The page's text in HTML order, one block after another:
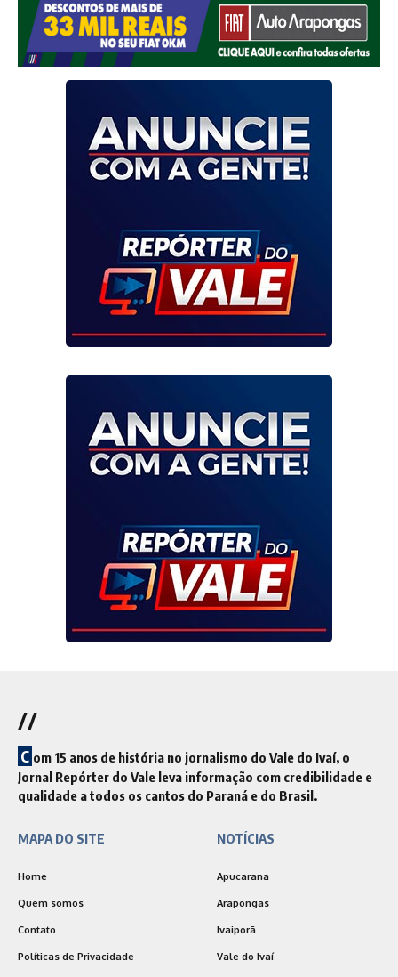
//
C om 15 anos de história no jornalismo do Vale do Ivaí, o
Jornal Repórter do Vale leva informação com credibilidade e
qualidade a todos os cantos do Paraná e do Brasil.
MAPA DO SITE
Home
Quem somos
Contato
Políticas de Privacidade
NOTÍCIAS
Apucarana
Arapongas
Ivaiporã
Vale do Ivaí